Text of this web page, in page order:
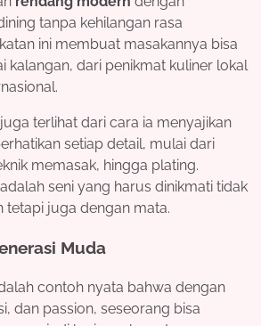
tanpa kehilangan rasa
ini membuat masakannya bisa
kalangan, dari penikmat kuliner lokal
terlihat dari cara ia menyajikan
setiap detail, mulai dari
memasak, hingga plating.
seni yang harus dinikmati tidak
tetapi juga dengan mata.
Muda
contoh nyata bahwa dengan
dan passion, seseorang bisa